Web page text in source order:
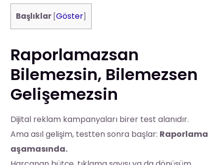
Başlıklar [Göster
Raporlamazsan
Bilemezsin, Bilemezsen
Gelişemezsin
Dijital reklam kampanyaları birer test alanıdır.
Ama asıl gelişim, testten sonra başlar: Raporlama
aşamasında.